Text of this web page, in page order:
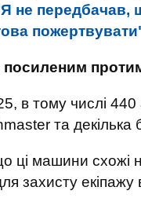
не передбачав,
посиленим
в тому числі
та
ці машини схожі
захисту екіпажу